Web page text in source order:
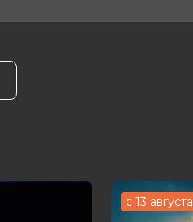
с 13 августа